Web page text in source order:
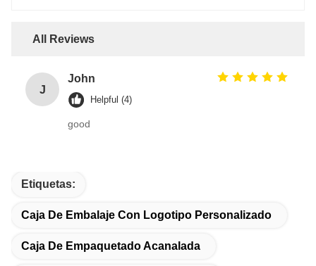
All Reviews
J
John
Helpful (4)
good
Etiquetas:
Caja De Embalaje Con Logotipo Personalizado
Caja De Empaquetado Acanalada